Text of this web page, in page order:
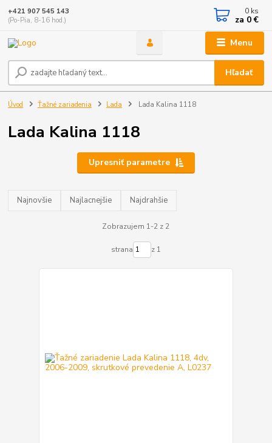
Menu
Hľadať
+421 907 545 143
(Po-Pia, 8-16 hod.)
0 ks
za 0 €
Úvod Ťažné zariadenia Lada Lada Kalina 1118
Lada Kalina 1118
Upresniť parametre
Najnovšie Najlacnejšie Najdrahšie
Zobrazujem 1-2 z 2
strana z 1